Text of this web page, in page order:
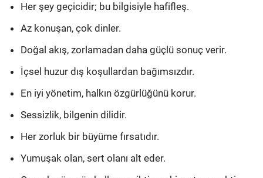
Her şey geçicidir; bu bilgisiyle hafifleş.
Az konuşan, çok dinler.
Doğal akış, zorlamadan daha güçlü sonuç verir.
İçsel huzur dış koşullardan bağımsızdır.
En iyi yönetim, halkın özgürlüğünü korur.
Sessizlik, bilgenin dilidir.
Her zorluk bir büyüme fırsatıdır.
Yumuşak olan, sert olanı alt eder.